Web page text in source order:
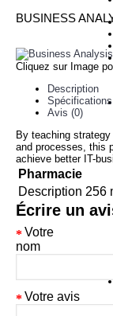
BUSINESS
Cliquez sur Image
Description
Spécifications
Avis (0)
By teaching
and processes, this
achieve better IT-
Pharmacie
Description 256
Écrire un
Votre
nom
Votre avis